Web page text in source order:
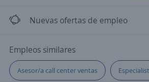
Nuevas ofertas de empleo
Empleos similares
Asesor/a call center ventas